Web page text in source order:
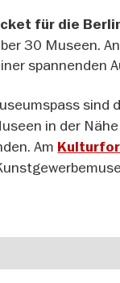
für die
30 Museen.
spannenden
sind
in der
Am